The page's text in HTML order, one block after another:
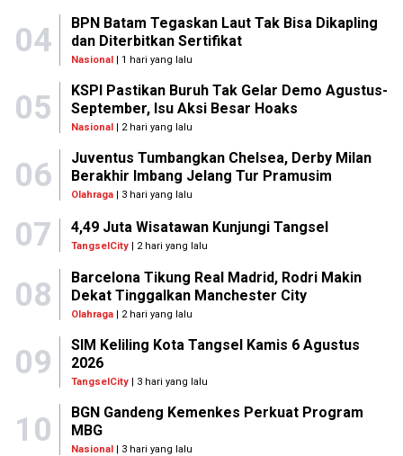
04
BPN Batam Tegaskan Laut Tak Bisa Dikapling
dan Diterbitkan Sertifikat
Nasional| 1 hari yang lalu
05
KSPI Pastikan Buruh Tak Gelar Demo Agustus-
September, Isu Aksi Besar Hoaks
Nasional| 2 hari yang lalu
06
Juventus Tumbangkan Chelsea, Derby Milan
Berakhir Imbang Jelang Tur Pramusim
Olahraga| 3 hari yang lalu
07 4,49 Juta Wisatawan Kunjungi Tangsel
TangselCity | 2 hari yang lalu
08
Barcelona Tikung Real Madrid, Rodri Makin
Dekat Tinggalkan Manchester City
Olahraga| 2 hari yang lalu
09
SIM Keliling Kota Tangsel Kamis 6 Agustus
2026
TangselCity| 3 hari yang lalu
10
BGN Gandeng Kemenkes Perkuat Program
MBG
Nasional| 3 hari yang lalu